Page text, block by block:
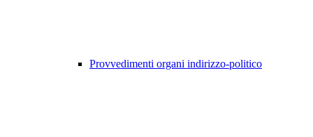
Provvedimenti organi indirizzo-politico